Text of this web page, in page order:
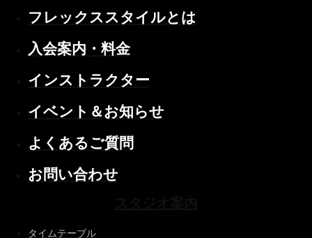
フレックススタイルとは
入会案内・料金
インストラクター
イベント＆お知らせ
よくあるご質問
お問い合わせ
タイムテーブル